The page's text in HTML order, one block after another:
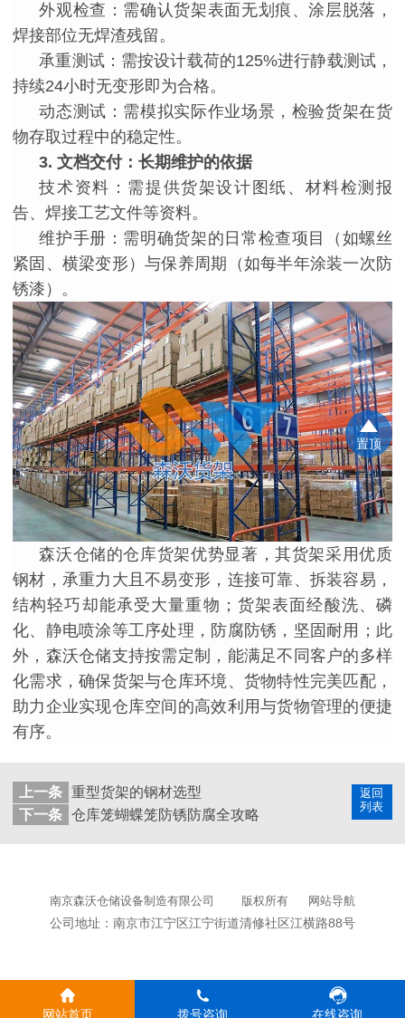
外观检查：需确认货架表面无划痕、涂层脱落，
焊接部位无焊渣残留。
承重测试：需按设计载荷的125%进行静载测试，
持续24小时无变形即为合格。
动态测试：需模拟实际作业场景，检验货架在货
物存取过程中的稳定性。
3. 文档交付：长期维护的依据
技术资料：需提供货架设计图纸、材料检测报
告、焊接工艺文件等资料。
维护手册：需明确货架的日常检查项目（如螺丝
紧固、横梁变形）与保养周期（如每半年涂装一次防
锈漆）。
森沃仓储的仓库货架优势显著，其货架采用优质
钢材，承重力大且不易变形，连接可靠、拆装容易，
结构轻巧却能承受大量重物；货架表面经酸洗、磷
化、静电喷涂等工序处理，防腐防锈，坚固耐用；此
外，森沃仓储支持按需定制，能满足不同客户的多样
化需求，确保货架与仓库环境、货物特性完美匹配，
助力企业实现仓库空间的高效利用与货物管理的便捷
有序。
返回
列表
上一条 重型货架的钢材选型
下一条 仓库笼蝴蝶笼防锈防腐全攻略
置顶
南京森沃仓储设备制造有限公司 版权所有
网站导航
公司地址：南京市江宁区江宁街道清修社区江横路88号
网站首页 拨号咨询 在线咨询